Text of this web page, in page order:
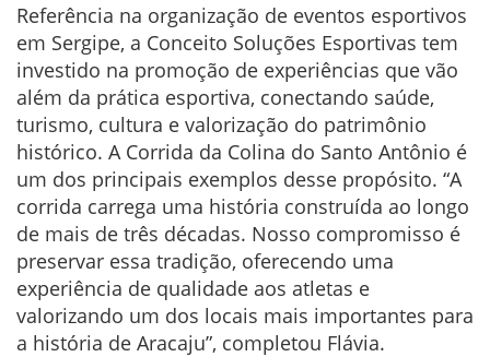
Referência na organização de eventos esportivos
em Sergipe, a Conceito Soluções Esportivas tem
investido na promoção de experiências que vão
além da prática esportiva, conectando saúde,
turismo, cultura e valorização do patrimônio
histórico. A Corrida da Colina do Santo Antônio é
um dos principais exemplos desse propósito. “A
corrida carrega uma história construída ao longo
de mais de três décadas. Nosso compromisso é
preservar essa tradição, oferecendo uma
experiência de qualidade aos atletas e
valorizando um dos locais mais importantes para
a história de Aracaju”, completou Flávia.